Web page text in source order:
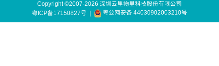
Copyright ©2007-2026 深圳云里物里科技股份有限公司
粤ICP备17150827号 | 粤公网安备 44030902003210号